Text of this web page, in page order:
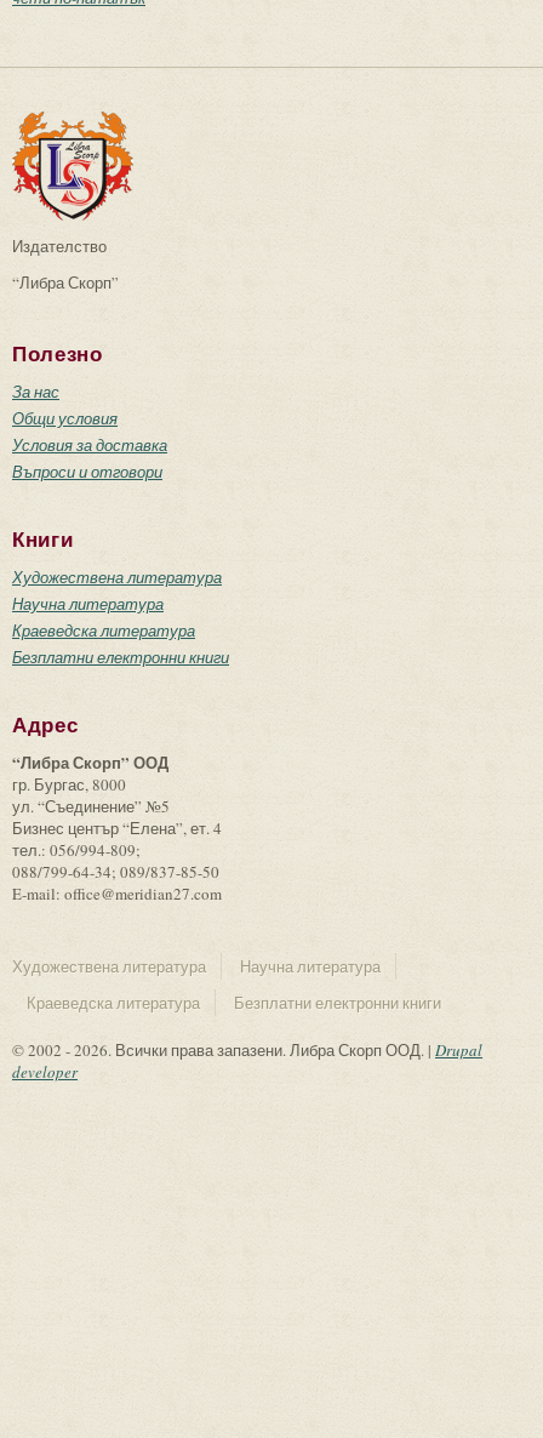
Издателство
“Либра Скорп”
Полезно
За нас
Общи условия
Условия за доставка
Въпроси и отговори
Книги
Художествена литература
Научна литература
Краеведска литература
Безплатни електронни книги
Адрес
“Либра Скорп” ООД
гр. Бургас, 8000
ул. “Съединение” №5
Бизнес център “Елена”, ет. 4
тел.: 056/994-809;
088/799-64-34; 089/837-85-50
E-mail: office@meridian27.com
Художествена литература
Научна литература
Краеведска литература
Безплатни електронни книги
© 2002 - 2026. Всички права запазени. Либра Скорп ООД. | Drupal
developer